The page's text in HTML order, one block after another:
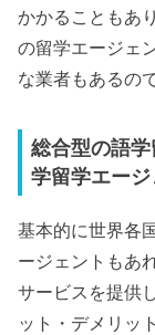
かかることもあ
の留学エージェ
な業者もあるの
総合型の語
学留学エージ
基本的に世界各
ージェントもあ
サービスを提供
ット・デメリッ